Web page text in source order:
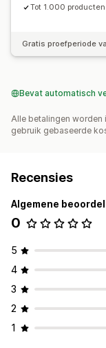
Tot 1.000 producten
Gratis proefperiode
Bevat automatisch
Alle betalingen worden
gebruik gebaseerde
Recensies
Algemene
0
5
4
3
2
1